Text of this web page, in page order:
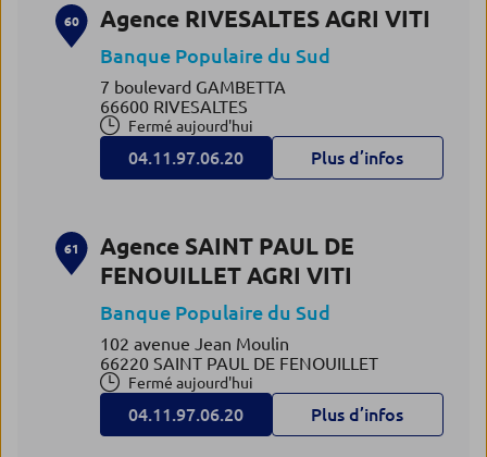
60 Agence RIVESALTES AGRI VITI
Banque Populaire du Sud
7 boulevard GAMBETTA
66600 RIVESALTES
Fermé aujourd'hui
04.11.97.06.20 Plus d’infos
61
Agence SAINT PAUL DE
FENOUILLET AGRI VITI
Banque Populaire du Sud
102 avenue Jean Moulin
66220 SAINT PAUL DE FENOUILLET
Fermé aujourd'hui
04.11.97.06.20 Plus d’infos